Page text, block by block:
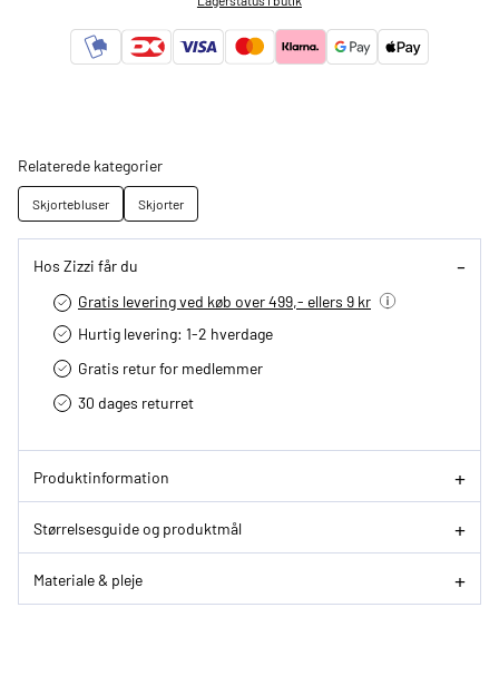
Relaterede kategorier
Skjortebluser Skjorter
Hos Zizzi får du
Gratis levering ved køb over 499,- ellers 9 kr
Hurtig levering­: 1-2 hverdage
Gratis retur for medlemmer
30 dages returret
Produktinformation
Størrelsesguide og produktmål
Materiale & pleje